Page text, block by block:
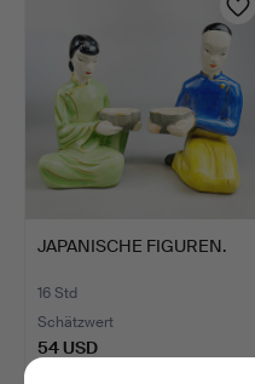
JAPANISCHE FIGUREN.
16 Std
Schätzwert
54 USD